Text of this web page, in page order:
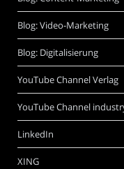
Blog: Video-Marketing
Blog: Digitalisierung
YouTube Channel Verlag
YouTube Channel
LinkedIn
XING